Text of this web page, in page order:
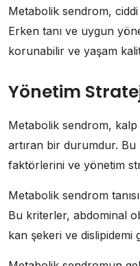
Metabolik sendrom,
Erken tanı ve uygun
korunabilir ve yaşam
Yönetim
Metabolik sendrom, kalp
artıran bir durumdur.
faktörlerini ve yönetim
Metabolik sendrom
Bu kriterler, abdominal
kan şekeri ve dislipidemi